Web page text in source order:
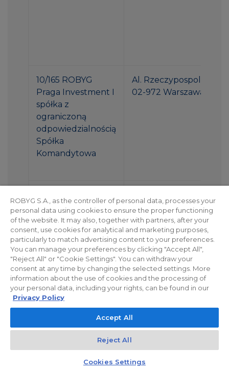
10/165 ROBYG
Praga Investment I
spółka z
ograniczoną
odpowiedzialnością
Spółka
Komandytowa
Al. Rzeczypospolitej 1
02-972 Warszawa
Investment I
spółka z
ograniczoną
odpowiedzialnością
Spółka
Komandytowa
02-972 Warszawa
15/167 ROBYG
Praga Investment I
odpowiedzialnością
Al. Rzeczypospolitej 1
02-972 Warszawa
Czat z doradcą
ROBYG S.A., as the controller of personal data, processes your
personal data using cookies to ensure the proper functioning
of the website. It may also, together with partners, after your
consent, use cookies for analytical and marketing purposes,
particularly to match advertising content to your preferences.
You can manage your preferences by clicking "Accept All",
"Reject All" or "Cookie Settings". You can withdraw your
consent at any time by changing the selected settings. More
information about the use of cookies and the processing of
your personal data, including your rights, can be found in our
Privacy Policy
Accept All
Reject All
Cookies Settings